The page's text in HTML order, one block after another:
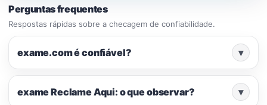
Perguntas frequentes
Respostas rápidas sobre a checagem de confiabilidade.
exame.com é confiável? ▾
exame Reclame Aqui: o que observar? ▾